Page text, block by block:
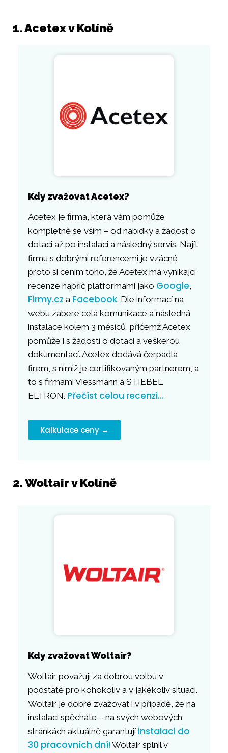
1. Acetex v Kolíně
Kdy zvažovat Acetex?
Acetex je firma, která vám pomůže
kompletně se vším – od nabídky a žádost o
dotaci až po instalaci a následný servis. Najít
firmu s dobrými referencemi je vzácné,
proto si cením toho, že Acetex má vynikajcí
recenze napříč platformami jako Google
Firmy.cz a Facebook. Dle informací na
webu zabere celá komunikace a následná
instalace kolem 3 měsíců, přičemž Acetex
pomůže i s žádostí o dotaci a veškerou
dokumentací. Acetex dodává čerpadla
firem, s nimiž je certifikovaným partnerem, a
to s firmami Viessmann a STIEBEL
ELTRON. Přečíst celou recenzi…
Kalkulace ceny →
2. Woltair v Kolíně
Kdy zvažovat Woltair?
Woltair považuji za dobrou volbu v
podstatě pro kohokoliv a v jakékoliv situaci.
Woltair je dobré zvažovat i v případě, že na
instalaci spěcháte – na svých webových
stránkách aktuálně garantují instalaci do
30 pracovních dní! Woltair splnil v